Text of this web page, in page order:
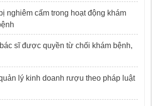
nghiêm cấm trong hoạt động khám
sĩ được quyền từ chối khám bệnh,
lý kinh doanh rượu theo pháp luật